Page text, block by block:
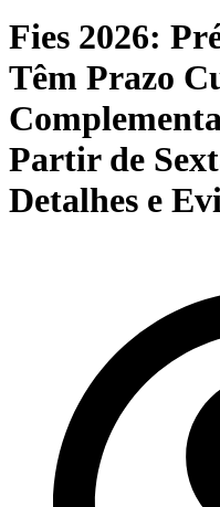
Fies 2026:
Têm Prazo
Partir de
Detalhes e